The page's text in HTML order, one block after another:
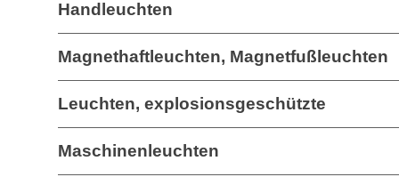
Handleuchten
Magnethaftleuchten, Magnetfußleuchten
Leuchten, explosionsgeschützte
Maschinenleuchten